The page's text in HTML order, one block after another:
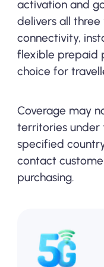
activation and
delivers all
connectivity,
flexible prepaid
choice for
Coverage may
territories under
specified
contact
purchasing.